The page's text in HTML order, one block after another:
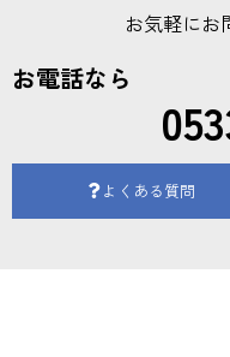
お気軽にお
お電話なら
よくある質問